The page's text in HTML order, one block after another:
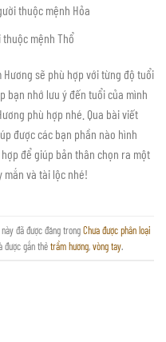
thuộc mệnh Hỏa
thuộc mệnh Thổ
sẽ phù hợp với từng độ tuổi
bạn nhớ lưu ý đến tuổi của mình
phù hợp nhé. Qua bài viết
được các bạn phần nào hình
để giúp bản thân chọn ra một
mắn và tài lộc nhé!
này đã được đăng trongChưa được phân loại
được gắn thẻtrầm hương,vòng tay.